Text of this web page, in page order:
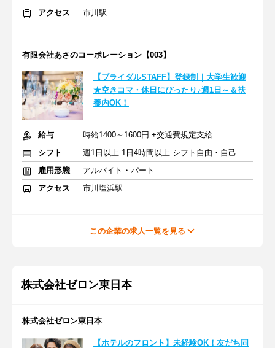
アクセス
市川駅
有限会社あさのコーポレーション【003】
【ブライダルSTAFF】登録制｜大学生歓迎
★空きコマ・休日にぴったり♪週1日～＆扶
養内OK！
給与
時給1400～1600円 +交通費規定支給
シフト
週1日以上 1日4時間以上 シフト自由・自己申告
雇用形態
アルバイト・パート
アクセス
市川塩浜駅
この企業の求人一覧を見る
株式会社ゼロン東日本
株式会社ゼロン東日本
【ホテルのフロント】未経験OK！友だち同